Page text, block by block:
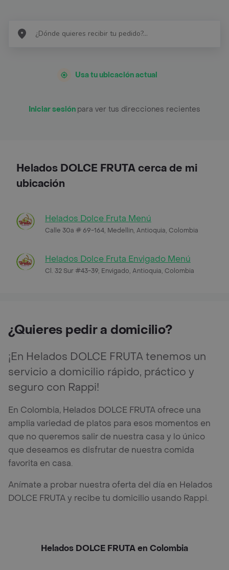
Usa tu ubicación actual
Iniciar sesión para ver tus direcciones recientes
Helados DOLCE FRUTA cerca de mi
ubicación
Helados Dolce Fruta Menú
Calle 30a # 69-164, Medellin, Antioquia, Colombia
Helados Dolce Fruta Envigado Menú
Cl. 32 Sur #43-39, Envigado, Antioquia, Colombia
¿Quieres pedir a domicilio?
¡En Helados DOLCE FRUTA tenemos un
servicio a domicilio rápido, práctico y
seguro con Rappi!
En Colombia, Helados DOLCE FRUTA ofrece una
amplia variedad de platos para esos momentos en
que no queremos salir de nuestra casa y lo único
que deseamos es disfrutar de nuestra comida
favorita en casa.
Anímate a probar nuestra oferta del día en Helados
DOLCE FRUTA y recibe tu domicilio usando Rappi.
Helados DOLCE FRUTA en Colombia